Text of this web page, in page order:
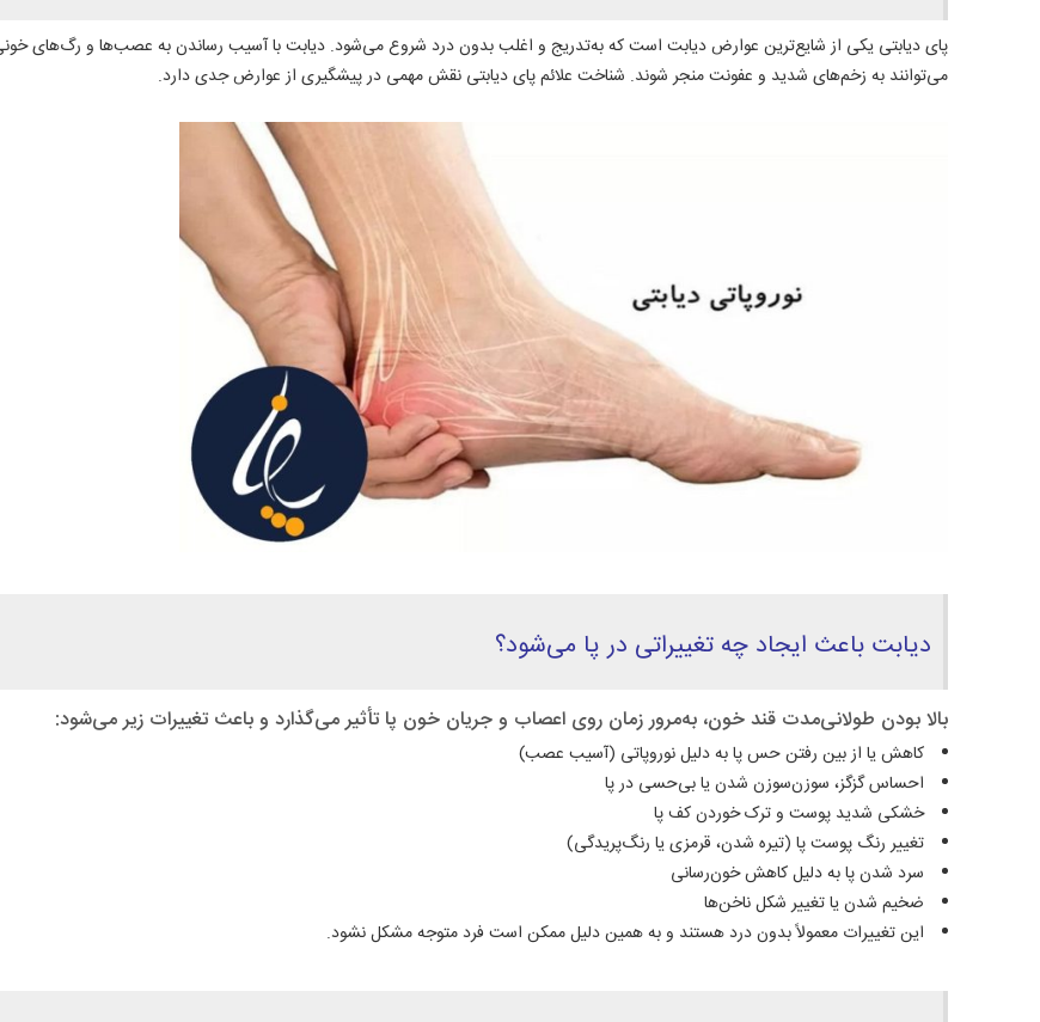
پای دیابتی یکی از شایع‌ترین عوارض دیابت است که به‌تدریج و اغلب بدون درد شروع می‌شود. دیابت با آسیب رساندن به عصب‌ها و رگ‌های
می‌توانند به زخم‌های شدید و عفونت منجر شوند. شناخت علائم پای دیابتی نقش مهمی در پیشگیری از عوارض جدی دارد.
دیابت باعث ایجاد چه تغییراتی در پا می‌شود؟
بالا بودن طولانی‌مدت قند خون، به‌مرور زمان روی اعصاب و جریان خون پا تأثیر می‌گذارد و باعث تغییرات زیر می‌شود:
کاهش یا از بین رفتن حس پا به دلیل نوروپاتی (آسیب عصب)
احساس گزگز، سوزن‌سوزن شدن یا بی‌حسی در پا
خشکی شدید پوست و ترک خوردن کف پا
تغییر رنگ پوست پا (تیره شدن، قرمزی یا رنگ‌پریدگی)
سرد شدن پا به دلیل کاهش خون‌رسانی
ضخیم شدن یا تغییر شکل ناخن‌ها
این تغییرات معمولاً بدون درد هستند و به همین دلیل ممکن است فرد متوجه مشکل نشود.